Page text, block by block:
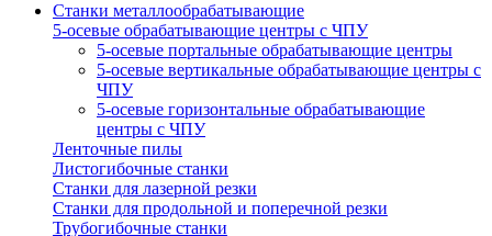
Станки металлообрабатывающие
5-осевые обрабатывающие центры с ЧПУ
5-осевые портальные обрабатывающие центры
5-осевые вертикальные обрабатывающие центры с
ЧПУ
5-осевые горизонтальные обрабатывающие
центры с ЧПУ
Ленточные пилы
Листогибочные станки
Станки для лазерной резки
Станки для продольной и поперечной резки
Трубогибочные станки